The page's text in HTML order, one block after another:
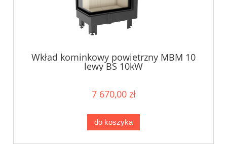
Wkład kominkowy powietrzny MBM 10
lewy BS 10kW
7 670,00 zł
do koszyka